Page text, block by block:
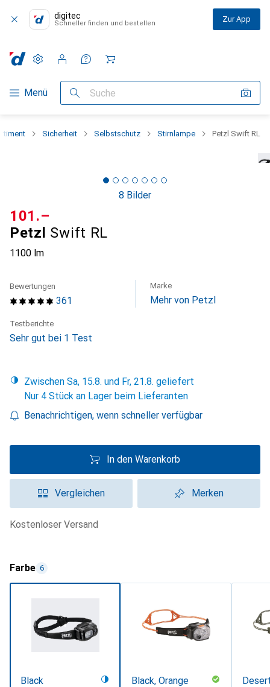
digitec
Schneller finden und bestellen Zur App
Navigation nach Kategorien
Menü Suche
Einstellungen
Kundenkonto
Vergleichslisten
Merklisten
Warenkorb
Sicherheit Selbstschutz Stirnlampe Petzl Swift RL
8 Bilder
Petzl Swift RL
1100 lm
CHF
101.–
361
Bewertungen Marke
Mehr von Petzl
Testberichte
Sehr gut bei 1 Test
Zwischen Sa, 15.8. und Fr, 21.8. geliefert
Nur 4 Stück an Lager beim Lieferanten
Benachrichtigen, wenn schneller verfügbar
In den Warenkorb
Vergleichen Merken
kostenloser Versand
Farbe 6
Black Black, Orange